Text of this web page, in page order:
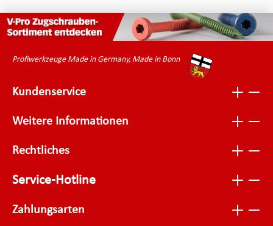
Profiwerkzeuge Made in Germany, Made in Bonn
Kundenservice
Weitere Informationen
Rechtliches
Service-Hotline
Zahlungsarten